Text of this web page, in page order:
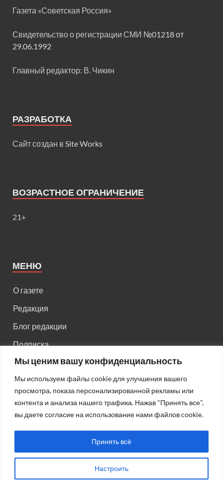
Мы ценим вашу конфиденциальность
Мы используем файлы cookie для улучшения вашего
просмотра, показа персонализированной рекламы или
контента и анализа нашего трафика. Нажав "Принять все",
вы даете согласие на использование нами файлов cookie.
Настроить
Принять всё
Газета «Советская Россия»
Свидетельство о регистрации СМИ №01218 от
29.06.1992
Главный редактор: В. Чикин
РАЗРАБОТКА
Сайт создан в Site Works
ВОЗРАСТНОЕ ОГРАНИЧЕНИЕ
21+
МЕНЮ
О газете
Редакция
Блог редакции
Подписка
Правила поведения на сайте
Реклама
Старый сайт
Старый HTML сайт